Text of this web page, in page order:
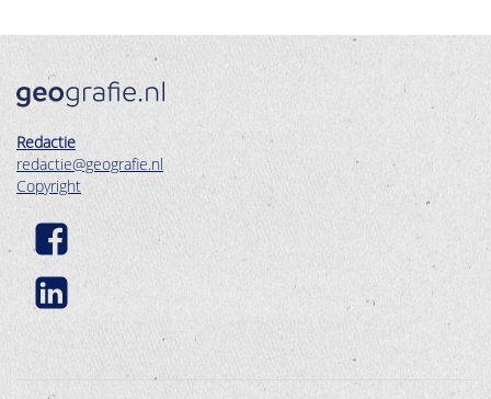
Redactie
redactie@geografie.nl
Copyright